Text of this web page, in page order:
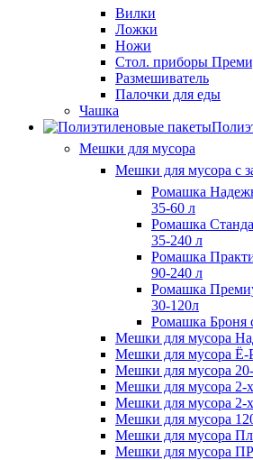
Вилки
Ложки
Ножи
Стол. приборы
Размешиватель
Палочки для еды
Чашка
Мешки для мусора
Мешки для мусора с
Ромашка
35-60 л
Ромашка
35-240 л
Ромашка
90-240 л
Ромашка
30-120л
Ромашка Броня
Мешки для мусора
Мешки для мусора Ё-
Мешки для мусора
Мешки для мусора
Мешки для мусора
Мешки для мусора
Мешки для мусора
Мешки для мусора